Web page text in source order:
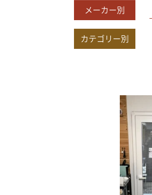
メーカー別
カテゴリー別